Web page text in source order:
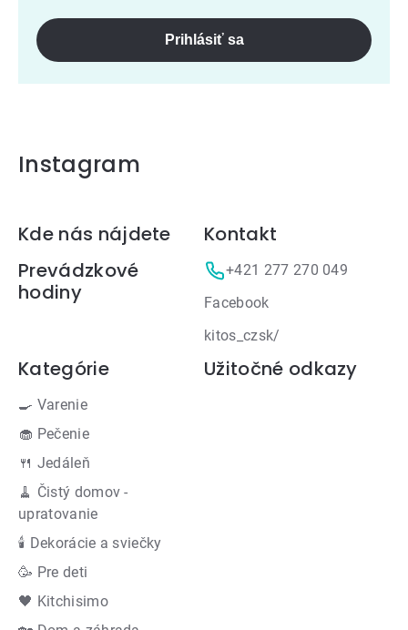
Prihlásiť sa
Instagram
Zápätie
Kde nás nájdete
Prevádzkové
hodiny
Kontakt
+421 277 270 049
Facebook
kitos_czsk/
Kategórie
🍳 Varenie
🧁 Pečenie
🍴 Jedáleň
🧹 Čistý domov -
upratovanie
🕯 Dekorácie a sviečky
🥳 Pre deti
🖤 Kitchisimo
Užitočné odkazy